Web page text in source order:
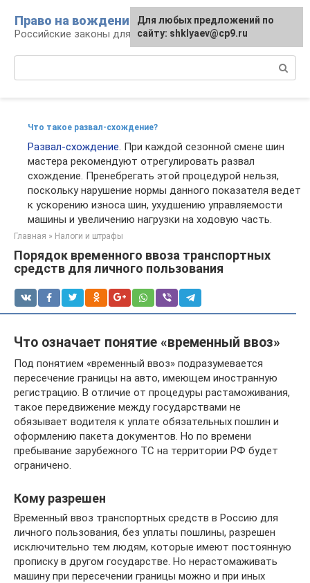
контенту
Право на вождение
Российские законы для автомобилистов
Что такое развал-схождение?
Развал-схождение. При каждой сезонной смене шин
мастера рекомендуют отрегулировать развал
схождение. Пренебрегать этой процедурой нельзя,
поскольку нарушение нормы данного показателя ведет
к ускорению износа шин, ухудшению управляемости
машины и увеличению нагрузки на ходовую часть.
Главная » Налоги и штрафы
Порядок временного ввоза транспортных
средств для личного пользования
Что означает понятие «временный ввоз»
Под понятием «временный ввоз» подразумевается
пересечение границы на авто, имеющем иностранную
регистрацию. В отличие от процедуры растаможивания,
такое передвижение между государствами не
обязывает водителя к уплате обязательных пошлин и
оформлению пакета документов. Но по времени
пребывание зарубежного ТС на территории РФ будет
ограничено.
Кому разрешен
Временный ввоз транспортных средств в Россию для
личного пользования, без уплаты пошлины, разрешен
исключительно тем людям, которые имеют постоянную
прописку в другом государстве. Но нерастомаживать
машину при пересечении границы можно и при иных
Для любых предложений по
сайту: shklyaev@cp9.ru